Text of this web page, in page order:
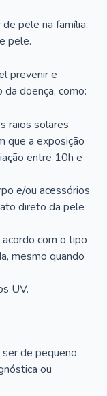
pele na família;
pele.
prevenir e
doença, como:
raios solares
que a exposição
entre 10h e
e/ou acessórios
direto da pele
com o tipo
mesmo quando
UV.
de pequeno
ou